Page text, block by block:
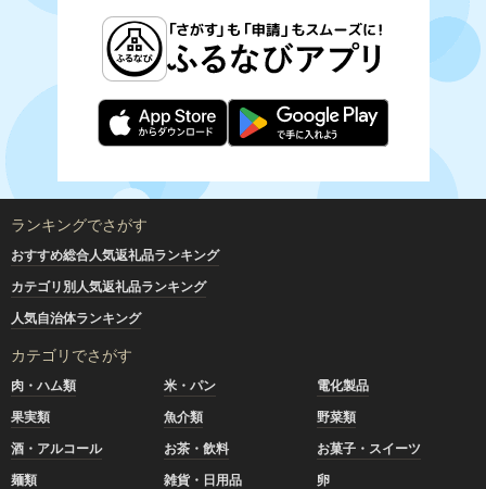
ランキングでさがす
おすすめ総合人気返礼品ランキング
カテゴリ別人気返礼品ランキング
人気自治体ランキング
カテゴリでさがす
肉・ハム類 米・パン
電化製品
果実類
魚介類
野菜類
酒・アルコール
お茶・飲料
お菓子・スイーツ
麺類
雑貨・日用品
卵